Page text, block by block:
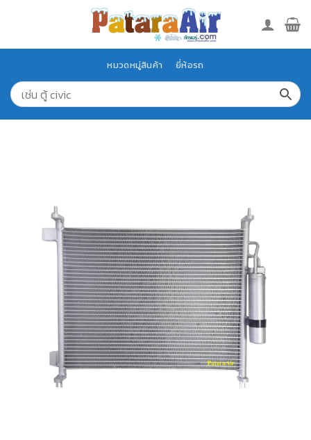
หมวดหมู่สินค้า ยี่ห้อรถ